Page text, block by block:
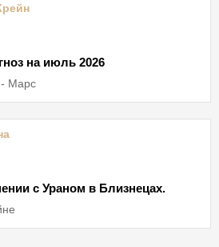
на июль 2026
- Марс
с Ураном в Близнецах.